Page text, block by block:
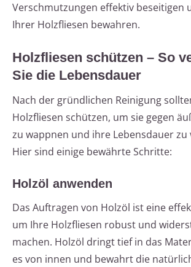
Verschmutzungen effektiv beseitigen
Ihrer Holzfliesen bewahren.
Holzfliesen schützen – So
Sie die Lebensdauer
Nach der gründlichen Reinigung
Holzfliesen schützen, um sie gegen
zu wappnen und ihre Lebensdauer zu
Hier sind einige bewährte Schritte:
Holzöl anwenden
Das Auftragen von Holzöl ist eine
um Ihre Holzfliesen robust und
machen. Holzöl dringt tief in das
es von innen und bewahrt die